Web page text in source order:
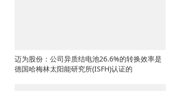
迈为股份：公司异质结电池26.6%的转换效率是
德国哈梅林太阳能研究所(ISFH)认证的